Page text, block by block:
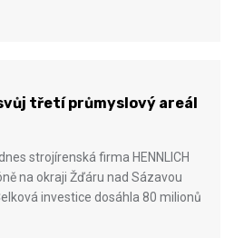
třetí průmyslový areál
strojírenská firma HENNLICH
na okraji Žďáru nad Sázavou
investice dosáhla 80 milionů